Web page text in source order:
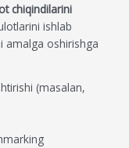
chiqindilarini
ishlab
amalga oshirishga
(masalan,